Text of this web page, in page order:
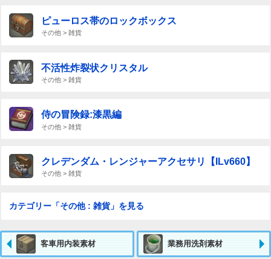
ピューロス帯のロックボックス
その他 > 雑貨
不活性炸裂状クリスタル
その他 > 雑貨
侍の冒険録:漆黒編
その他 > 雑貨
クレデンダム・レンジャーアクセサリ【ILv660】
その他 > 雑貨
カテゴリー「その他 : 雑貨」を見る
客車用内装素材 業務用洗剤素材